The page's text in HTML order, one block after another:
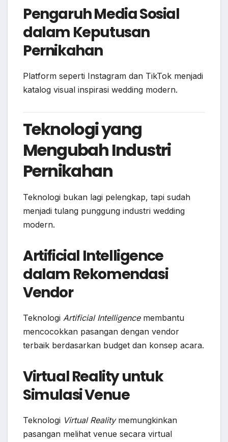
Pengaruh Media Sosial
dalam Keputusan
Pernikahan
Platform seperti Instagram dan TikTok menjadi
katalog visual inspirasi wedding modern.
Teknologi yang
Mengubah Industri
Pernikahan
Teknologi bukan lagi pelengkap, tapi sudah
menjadi tulang punggung industri wedding
modern.
Artificial Intelligence
dalam Rekomendasi
Vendor
Teknologi Artificial Intelligencemembantu
mencocokkan pasangan dengan vendor
terbaik berdasarkan budget dan konsep acara.
Virtual Reality untuk
Simulasi Venue
Teknologi Virtual Realitymemungkinkan
pasangan melihat venue secara virtual